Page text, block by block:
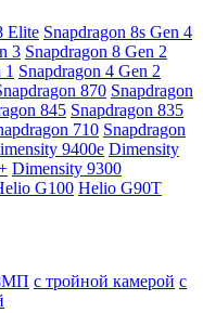
Elite Snapdragon 8s Gen 4
3 Snapdragon 8 Gen 2
Snapdragon 4 Gen 2
870 Snapdragon
845 Snapdragon 835
710 Snapdragon
9400e Dimensity
Dimensity 9300
G100 Helio G90T
с тройной камерой с